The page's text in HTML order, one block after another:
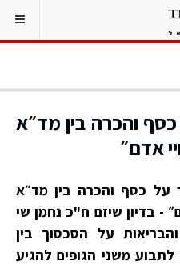
והכרה בין מד״א
אדם״
על כסף והכרה בין מד״א
- בדיון שיזם ח"כ נחמן שי
על הסכסוך בין
משני הגופים להגיע